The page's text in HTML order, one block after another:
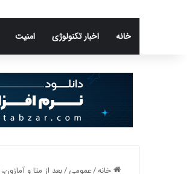
خانه اخبار تکنولوژی امنيت
خانه/عمومی/بعد از متا و